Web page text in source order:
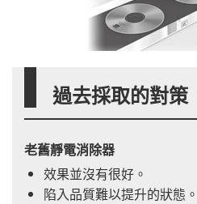
過去採取的對策
老舊靜電消除器
效果並沒有很好。
陷入品質難以提升的狀態。